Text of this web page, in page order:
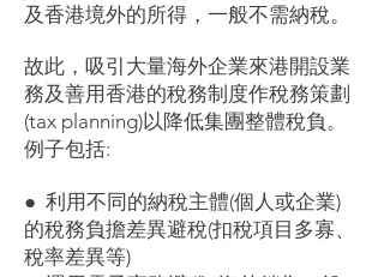
及香港境外的所得，一般不需納稅。
故此，吸引大量海外企業來港開設業
務及善用香港的稅務制度作稅務策劃
(tax planning)以降低集團整體稅負。
例子包括:
● 利用不同的納稅主體(個人或企業)
的稅務負擔差異避稅(扣稅項目 多寡、
稅率差異等)